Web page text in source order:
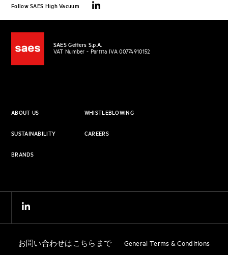
Follow SAES High Vacuum
SAES Getters S.p.A.
VAT Number - Partita IVA 00774910152
ABOUT US
SUSTAINABILITY
BRANDS
WHISTLEBLOWING
CAREERS
お問い合わせはこちらまで General Terms & Conditions